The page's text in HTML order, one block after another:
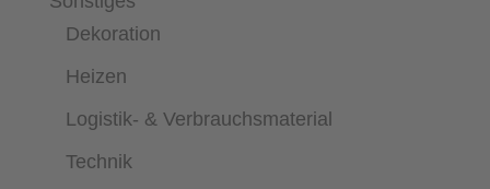
Dekoration
Heizen
Logistik- & Verbrauchsmaterial
Technik